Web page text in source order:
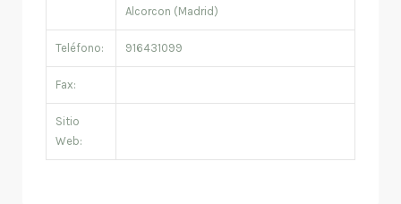
Alcorcon (Madrid)
Teléfono: 916431099
Fax:
Sitio
Web: